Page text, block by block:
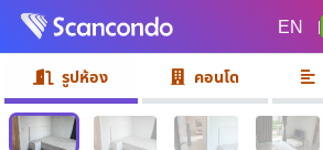
EN |
รูปห้อง คอนโด